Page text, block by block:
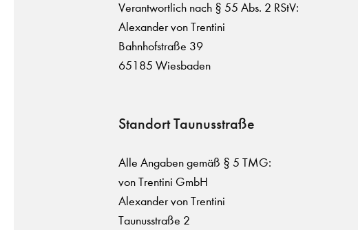
Verantwortlich nach § 55 Abs. 2 RStV:
Alexander von Trentini
Bahnhofstraße 39
65185 Wiesbaden
Standort Taunusstraße
Alle Angaben gemäß § 5 TMG:
von Trentini GmbH
Alexander von Trentini
Taunusstraße 2